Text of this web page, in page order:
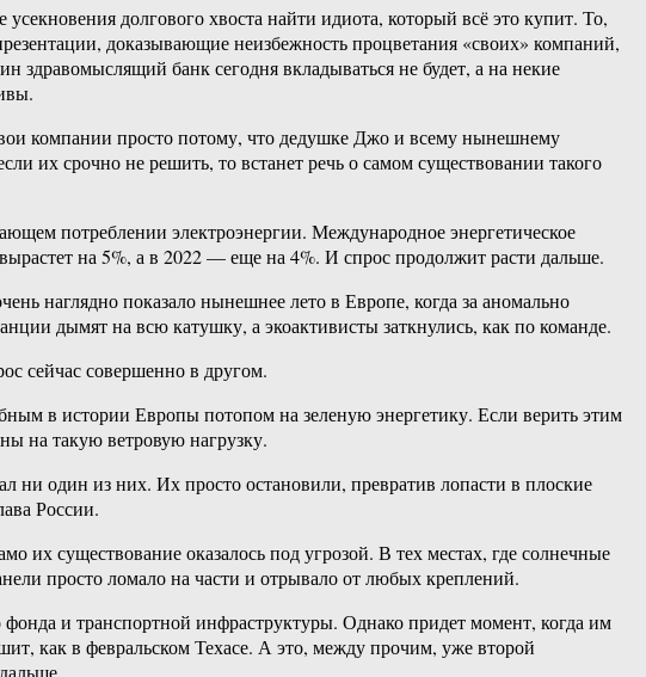
долгового хвоста найти идиота, который всё это купит. То,
доказывающие неизбежность процветания «своих» компаний,
банк сегодня вкладываться не будет, а на некие
компании просто потому, что дедушке Джо и всему нынешнему
их срочно не решить, то встанет речь о самом существовании такого
потреблении электроэнергии. Международное энергетическое
на 5%, а в 2022 — еще на 4%. И спрос продолжит расти дальше.
наглядно показало нынешнее лето в Европе, когда за аномально
дымят на всю катушку, а экоактивисты заткнулись, как по команде.
сейчас совершенно в другом.
в истории Европы потопом на зеленую энергетику. Если верить этим
на такую ветровую нагрузку.
ни один из них. Их просто остановили, превратив лопасти в плоские
России.
существование оказалось под угрозой. В тех местах, где солнечные
просто ломало на части и отрывало от любых креплений.
и транспортной инфраструктуры. Однако придет момент, когда им
как в февральском Техасе. А это, между прочим, уже второй